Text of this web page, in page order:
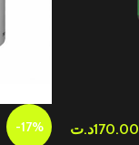
-17% 170.00د.ت